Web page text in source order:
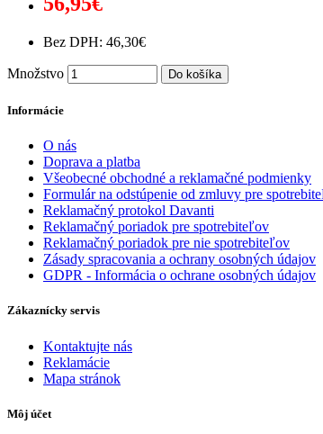
Bez DPH: 46,30€
Množstvo Do košíka
Informácie
O nás
Doprava a platba
Všeobecné obchodné a reklamačné podmienky
Formulár na odstúpenie od zmluvy pre
Reklamačný protokol Davanti
Reklamačný poriadok pre spotrebiteľov
Reklamačný poriadok pre nie spotrebiteľov
Zásady spracovania a ochrany osobných údajov
GDPR - Informácia o ochrane osobných údajov
Zákaznícky servis
Kontaktujte nás
Reklamácie
Mapa stránok
Môj účet